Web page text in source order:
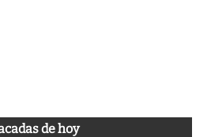
de hoy